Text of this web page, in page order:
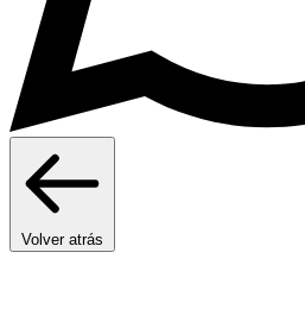
Volver atrás